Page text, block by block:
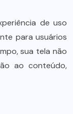
de uso
para usuários
sua tela não
ao conteúdo,